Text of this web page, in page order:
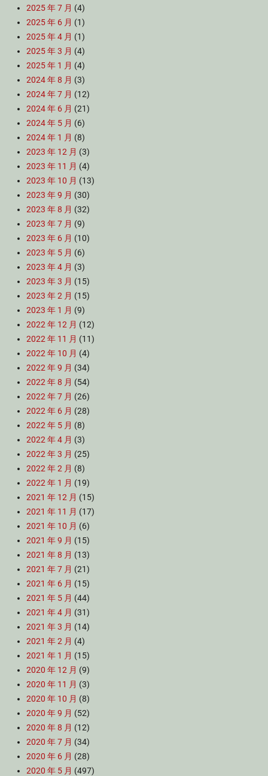
2025 年 7 月 (4)
2025 年 6 月 (1)
2025 年 4 月 (1)
2025 年 3 月 (4)
2025 年 1 月 (4)
2024 年 8 月 (3)
2024 年 7 月 (12)
2024 年 6 月 (21)
2024 年 5 月 (6)
2024 年 1 月 (8)
2023 年 12 月 (3)
2023 年 11 月 (4)
2023 年 10 月 (13)
2023 年 9 月 (30)
2023 年 8 月 (32)
2023 年 7 月 (9)
2023 年 6 月 (10)
2023 年 5 月 (6)
2023 年 4 月 (3)
2023 年 3 月 (15)
2023 年 2 月 (15)
2023 年 1 月 (9)
2022 年 12 月 (12)
2022 年 11 月 (11)
2022 年 10 月 (4)
2022 年 9 月 (34)
2022 年 8 月 (54)
2022 年 7 月 (26)
2022 年 6 月 (28)
2022 年 5 月 (8)
2022 年 4 月 (3)
2022 年 3 月 (25)
2022 年 2 月 (8)
2022 年 1 月 (19)
2021 年 12 月 (15)
2021 年 11 月 (17)
2021 年 10 月 (6)
2021 年 9 月 (15)
2021 年 8 月 (13)
2021 年 7 月 (21)
2021 年 6 月 (15)
2021 年 5 月 (44)
2021 年 4 月 (31)
2021 年 3 月 (14)
2021 年 2 月 (4)
2021 年 1 月 (15)
2020 年 12 月 (9)
2020 年 11 月 (3)
2020 年 10 月 (8)
2020 年 9 月 (52)
2020 年 8 月 (12)
2020 年 7 月 (34)
2020 年 6 月 (28)
2020 年 5 月 (497)